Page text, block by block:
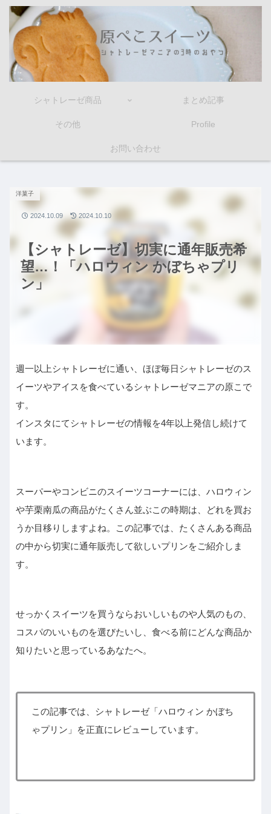
シャトレーゼ商品 まとめ記事
その他 Profile
お問い合わせ
【シャトレーゼ】切実に通年販売希
望…！「ハロウィン かぼちゃプリ
ン」
洋菓子
2024.10.09 2024.10.10
週一以上シャトレーゼに通い、ほぼ毎日シャトレーゼのス
イーツやアイスを食べているシャトレーゼマニアの原こで
す。
インスタにてシャトレーゼの情報を4年以上発信し続けて
います。
スーパーやコンビニのスイーツコーナーには、ハロウィン
や芋栗南瓜の商品がたくさん並ぶこの時期は、どれを買お
うか目移りしますよね。この記事では、たくさんある商品
の中から切実に通年販売して欲しいプリンをご紹介しま
す。
せっかくスイーツを買うならおいしいものや人気のもの、
コスパのいいものを選びたいし、食べる前にどんな商品か
知りたいと思っているあなたへ。
この記事では、シャトレーゼ「ハロウィン かぼち
ゃプリン」を正直にレビューしています。